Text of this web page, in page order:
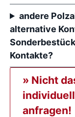
andere
alternative
Kontakte?
» Nicht
anfragen!